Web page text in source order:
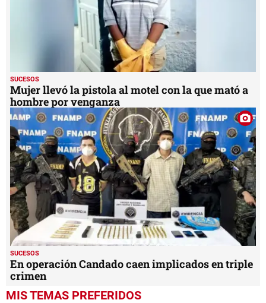
SUCESOS
Mujer llevó la pistola al motel con la que mató a
hombre por venganza
SUCESOS
En operación Candado caen implicados en triple
crimen
MIS TEMAS PREFERIDOS